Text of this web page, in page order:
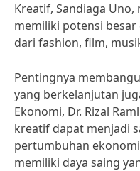
Kreatif, Sandiaga
memiliki potensi
dari fashion, film,
Pentingnya
yang berkelanjutan
Ekonomi, Dr. Rizal
kreatif dapat menjadi
pertumbuhan
memiliki daya saing